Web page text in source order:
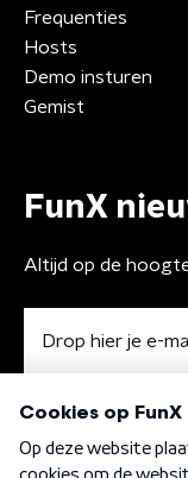
Frequenties
Hosts
Demo insturen
Gemist
FunX
Altijd op de